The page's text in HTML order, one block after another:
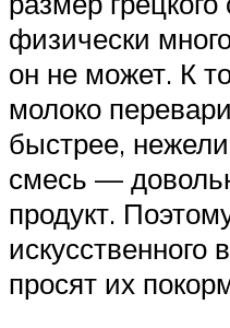
физически
он не может. К
молоко
быстрее,
смесь —
продукт.
искусственного
просят их